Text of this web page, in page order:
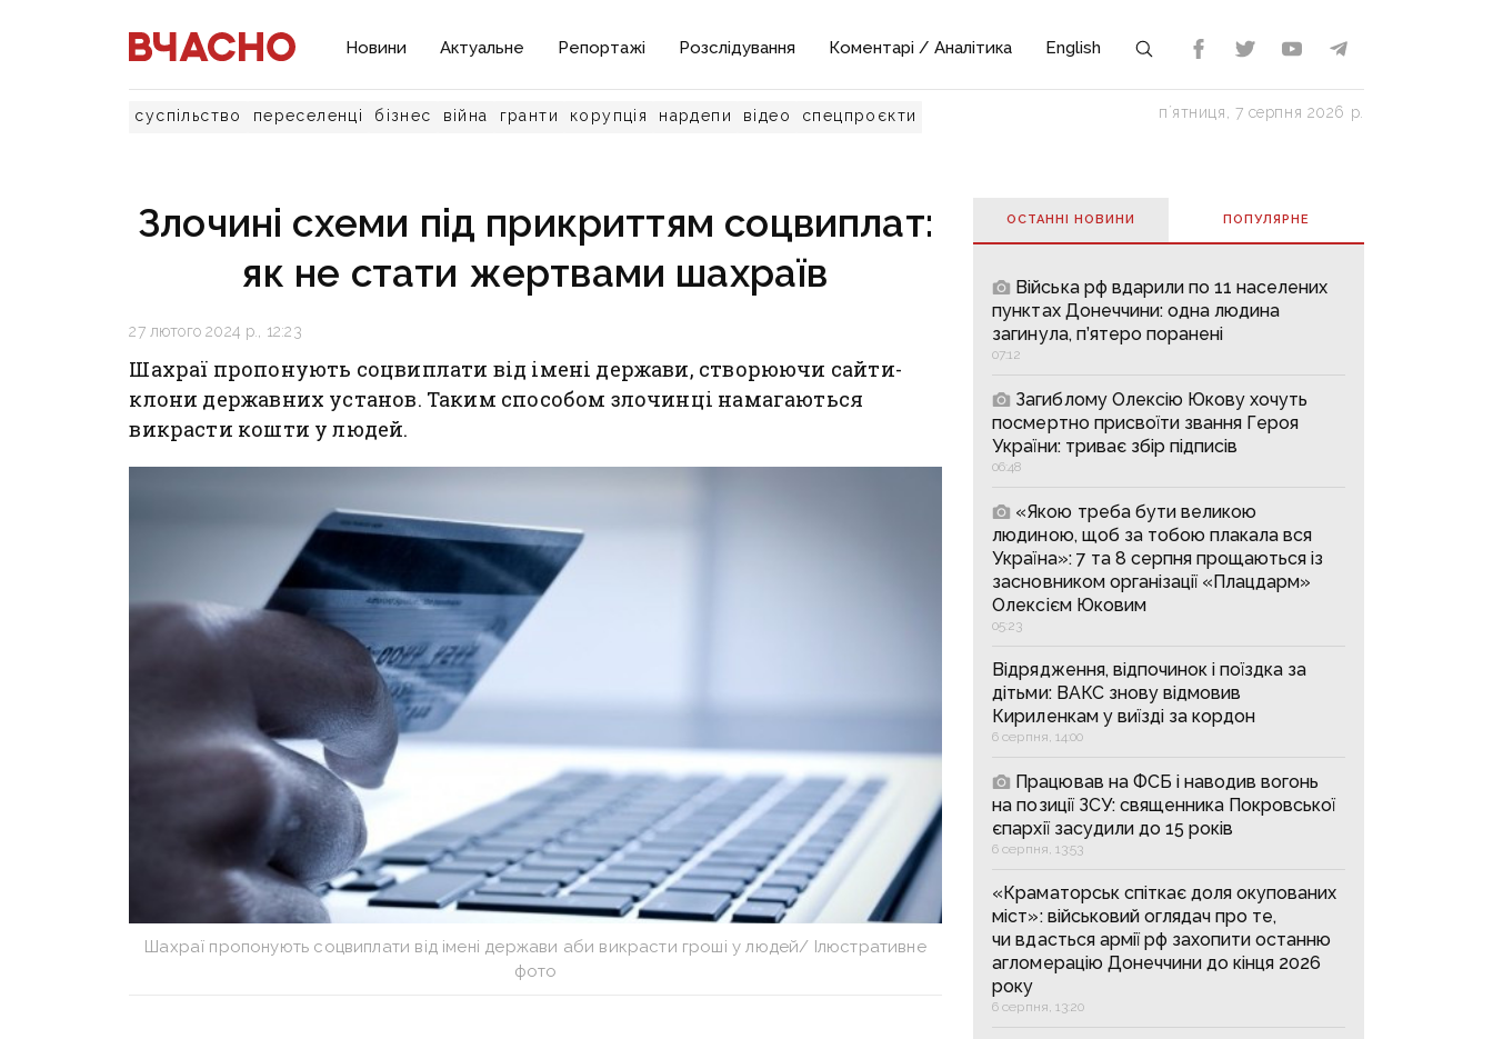
Новини Актуальне Репортажі Розслідування Коментарі / Аналітика English
суспільство переселенці бізнес війна гранти корупція нардепи відео спецпроєкти пʼятниця, 7 серпня 2026 р.
Злочині схеми під прикриттям соцвиплат:
як не стати жертвами шахраїв
27 лютого 2024 р., 12:23
Шахраї пропонують соцвиплати від імені держави, створюючи сайти-
клони державних установ. Таким способом злочинці намагаються
викрасти кошти у людей.
Шахраї пропонують соцвиплати від імені держави аби викрасти гроші у людей/ Ілюстративне
фото
ОСТАННІ НОВИНИ ПОПУЛЯРНE
Війська рф вдарили по 11 населених
пунктах Донеччини: одна людина
загинула, п’ятеро поранені
07:12
Загиблому Олексію Юкову хочуть
посмертно присвоїти звання Героя
України: триває збір підписів
06:48
«Якою треба бути великою
людиною, щоб за тобою плакала вся
Україна»: 7 та 8 серпня прощаються із
засновником організації «Плацдарм»
Олексієм Юковим
05:23
Відрядження, відпочинок і поїздка за
дітьми: ВАКС знову відмовив
Кириленкам у виїзді за кордон
6 серпня, 14:00
Працював на ФСБ і наводив вогонь
на позиції ЗСУ: священника Покровської
єпархії засудили до 15 років
6 серпня, 13:53
«Краматорськ спіткає доля окупованих
міст»: військовий оглядач про те,
чи вдасться армії рф захопити останню
агломерацію Донеччини до кінця 2026
року
6 серпня, 13:20